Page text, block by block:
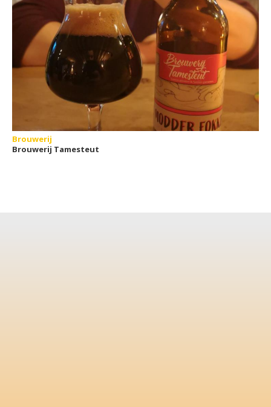
Brouwerij
Brouwerij Tamesteut